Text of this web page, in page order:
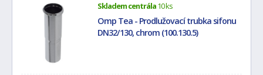
Skladem centrála10 ks
Omp Tea - Prodlužovací trubka sifonu
DN32/130, chrom (100.130.5)